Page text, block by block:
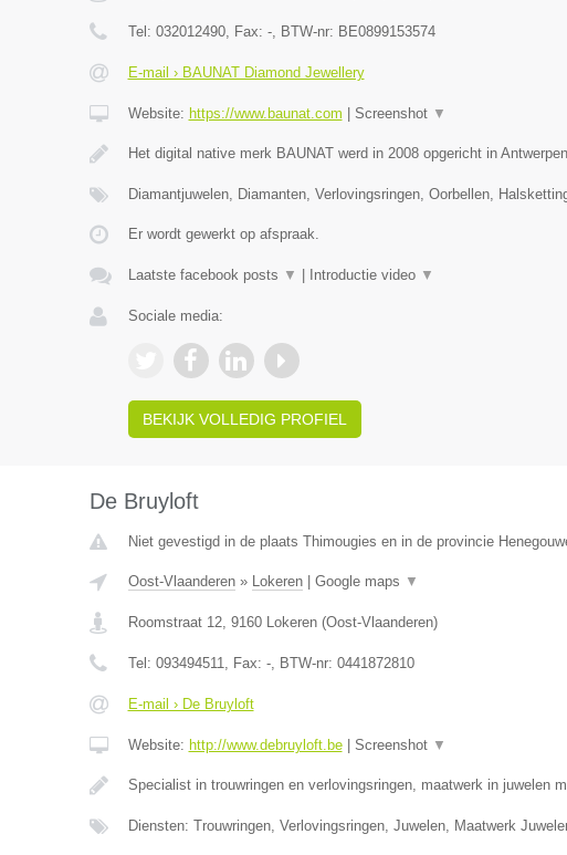
Tel: 032012490, Fax: -, BTW-nr: BE0899153574
E-mail › BAUNAT Diamond Jewellery
Website: https://www.baunat.com Screenshot ▼
Het digital native merk BAUNAT werd in 2008 opgericht in
Diamantjuwelen, Diamanten, Verlovingsringen, Oorbellen,
Er wordt gewerkt op afspraak.
Laatste facebook posts ▼ Introductie video ▼
Sociale media:
BEKIJK VOLLEDIG PROFIEL
De Bruyloft
Niet gevestigd in de plaats Thimougies en in de provincie
Oost-Vlaanderen» Lokeren| Google maps ▼
Roomstraat 12, 9160 Lokeren(Oost-Vlaanderen)
Tel: 093494511, Fax: -, BTW-nr: 0441872810
E-mail › De Bruyloft
Website: http://www.debruyloft.be| Screenshot ▼
Specialist in trouwringen en verlovingsringen, maatwerk in juwelen
Diensten: Trouwringen, Verlovingsringen, Juwelen, Maatwerk